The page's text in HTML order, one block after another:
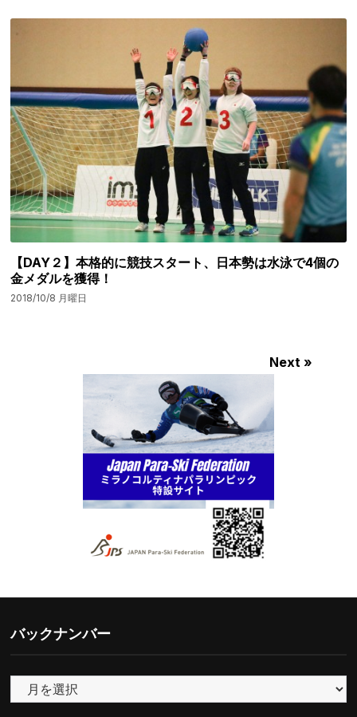
【DAY２】本格的に競技スタート、日本勢は水泳で4個の
金メダルを獲得！
2018/10/8 月曜日
Next »
バックナンバー
ッ